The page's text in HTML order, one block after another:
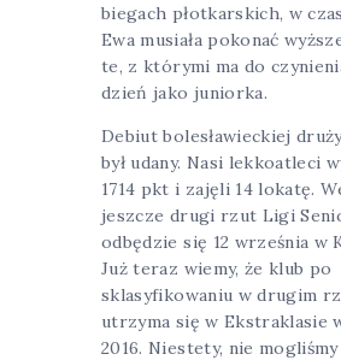
biegach płotkarskich, w
Ewa musiała pokonać
te, z którymi ma do
dzień jako juniorka.
Debiut bolesławieckiej
był udany. Nasi lekkoatleci
1714 pkt i zajęli 14 lokatę.
jeszcze drugi rzut Ligi
odbędzie się 12 września w
Już teraz wiemy, że klub po
sklasyfikowaniu w drugim
utrzyma się w Ekstraklasie
2016. Niestety, nie